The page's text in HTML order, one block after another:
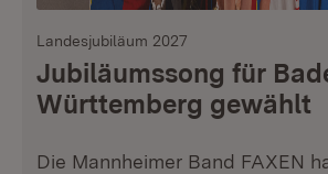
Landesjubiläum 2027
Jubiläumssong für
Württemberg gewählt
Die Mannheimer Band FAXEN